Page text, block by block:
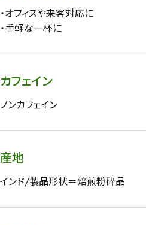
・オフィスや来客対応に
・手軽な一杯に
カフェイン
ノンカフェイン
産地
インド/製品形状＝焙煎粉砕品